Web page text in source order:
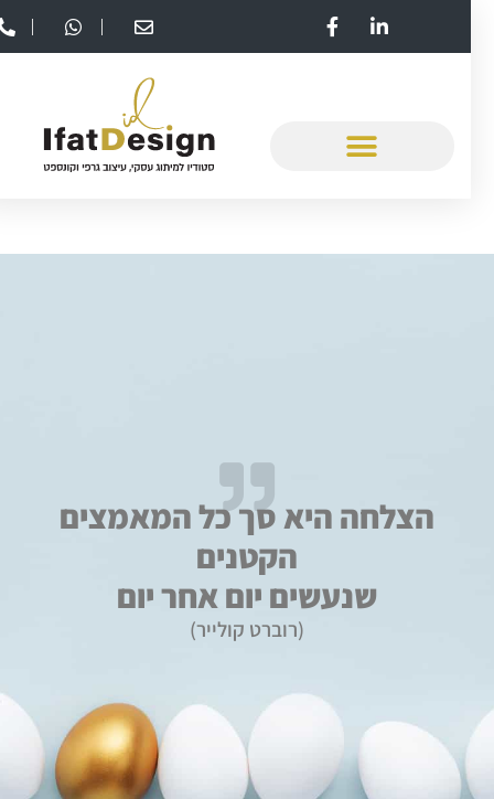
הצלחה היא סך כל המאמצים
הקטנים
שנעשים יום אחר יום
(רוברט קולייר)